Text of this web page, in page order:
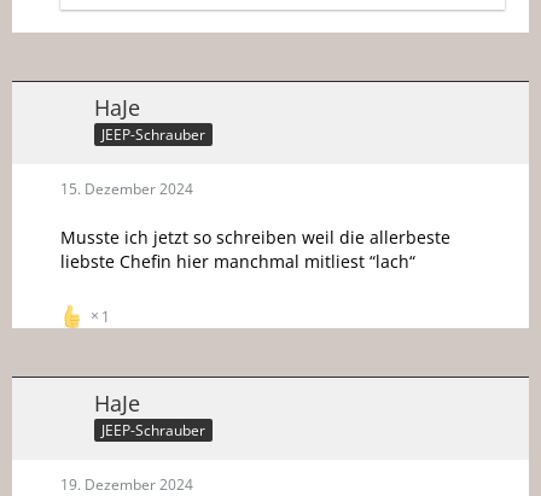
HaJe
JEEP-Schrauber
15. Dezember 2024
Musste ich jetzt so schreiben weil die allerbeste
liebste Chefin hier manchmal mitliest “lach“
1
HaJe
JEEP-Schrauber
19. Dezember 2024